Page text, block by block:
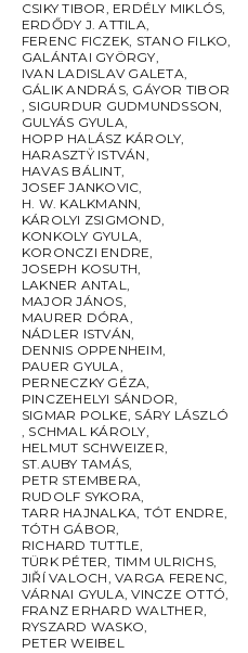
CSIKY TIBOR, ERDÉLY MIKLÓS,
ERDŐDY J. ATTILA,
FERENC FICZEK, STANO FILKO,
GALÁNTAI GYÖRGY,
IVAN LADISLAV GALETA,
GÁLIK ANDRÁS, GÁYOR TIBOR
, SIGURDUR GUDMUNDSSON,
GULYÁS GYULA,
HOPP HALÁSZ KÁROLY,
HARASZTŸ ISTVÁN,
HAVAS BÁLINT,
JOSEF JANKOVIC,
H. W. KALKMANN,
KÁROLYI ZSIGMOND,
KONKOLY GYULA,
KORONCZI ENDRE,
JOSEPH KOSUTH,
LAKNER ANTAL,
MAJOR JÁNOS,
MAURER DÓRA,
NÁDLER ISTVÁN,
DENNIS OPPENHEIM,
PAUER GYULA,
PERNECZKY GÉZA,
PINCZEHELYI SÁNDOR,
SIGMAR POLKE, SÁRY LÁSZLÓ
, SCHMAL KÁROLY,
HELMUT SCHWEIZER,
ST.AUBY TAMÁS,
PETR STEMBERA,
RUDOLF SYKORA,
TARR HAJNALKA, TÓT ENDRE,
TÓTH GÁBOR,
RICHARD TUTTLE,
TÜRK PÉTER, TIMM ULRICHS,
JIŘÍ VALOCH,VARGA FERENC,
VÁRNAI GYULA,VINCZE OTTÓ,
FRANZ ERHARD WALTHER,
RYSZARD WASKO,
PETER WEIBEL